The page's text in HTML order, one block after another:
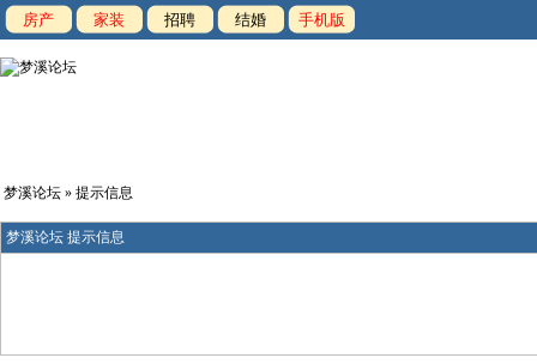
房产 家装 招聘 结婚 手机版
梦溪论坛 » 提示信息
梦溪论坛 提示信息